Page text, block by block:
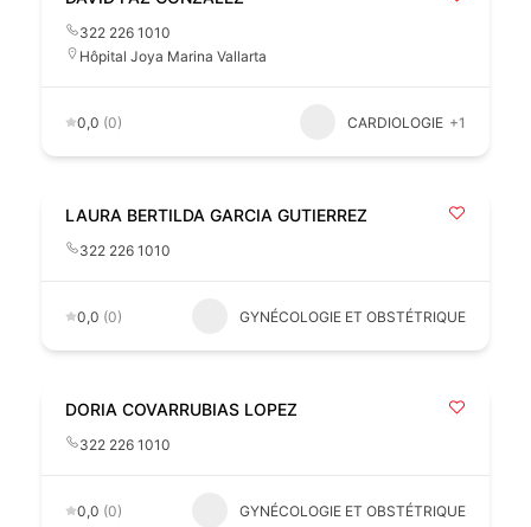
322 226 1010
Hôpital Joya Marina Vallarta
0,0 (0) CARDIOLOGIE +1
LAURA BERTILDA GARCIA GUTIERREZ
322 226 1010
0,0 (0) GYNÉCOLOGIE ET OBSTÉTRIQUE
DORIA COVARRUBIAS LOPEZ
322 226 1010
0,0 (0) GYNÉCOLOGIE ET OBSTÉTRIQUE